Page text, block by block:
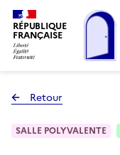
RÉPUBLIQUE
FRANÇAISE
Retour
SALLE POLYVALENTE